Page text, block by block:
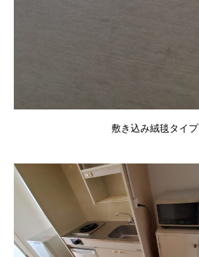
敷き込み絨毯タイプ